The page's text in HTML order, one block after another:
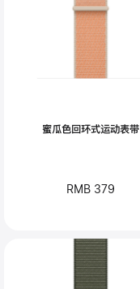
蜜瓜色回环式运动表带
RMB 379